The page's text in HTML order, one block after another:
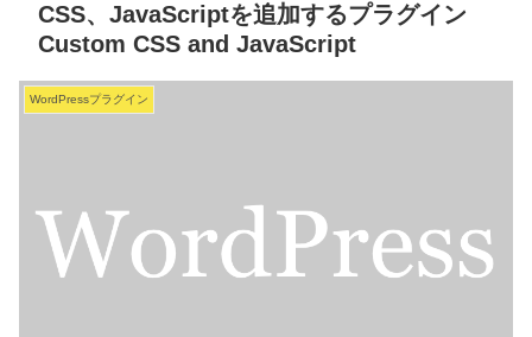
CSS、JavaScriptを追加するプラグイン
Custom CSS and JavaScript
WordPressプラグイン